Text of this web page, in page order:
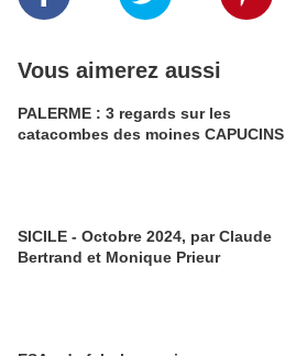
Vous aimerez aussi
PALERME : 3 regards sur les
catacombes des moines CAPUCINS
SICILE - Octobre 2024, par Claude
Bertrand et Monique Prieur